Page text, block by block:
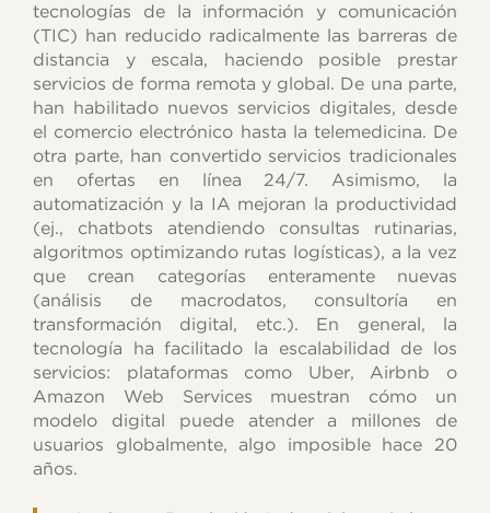
tecnologías de la información y comunicación
(TIC) han reducido radicalmente las barreras de
distancia y escala, haciendo posible prestar
servicios de forma remota y global. De una parte,
han habilitado nuevos servicios digitales, desde
el comercio electrónico hasta la telemedicina. De
otra parte, han convertido servicios tradicionales
en ofertas en línea 24/7. Asimismo, la
automatización y la IA mejoran la productividad
(ej., chatbots atendiendo consultas rutinarias,
algoritmos optimizando rutas logísticas), a la vez
que crean categorías enteramente nuevas
(análisis de macrodatos, consultoría en
transformación digital, etc.). En general, la
tecnología ha facilitado la escalabilidad de los
servicios: plataformas como Uber, Airbnb o
Amazon Web Services muestran cómo un
modelo digital puede atender a millones de
usuarios globalmente, algo imposible hace 20
años.